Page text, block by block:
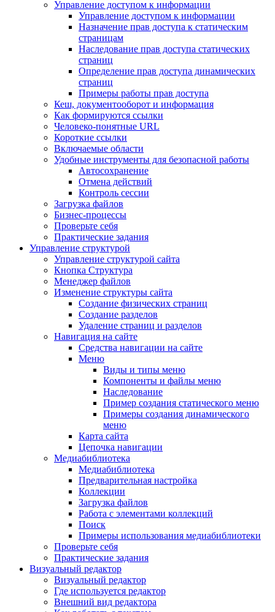
Управление доступом к информации
Управление доступом к информации
Назначение прав доступа к статическим
страницам
Наследование прав доступа статических
страниц
Определение прав доступа динамических
страниц
Примеры работы прав доступа
Кеш, документооборот и информация
Как формируются ссылки
Человеко-понятные URL
Короткие ссылки
Включаемые области
Удобные инструменты для безопасной работы
Автосохранение
Отмена действий
Контроль сессии
Загрузка файлов
Бизнес-процессы
Проверьте себя
Практические задания
Управление структурой
Управление структурой сайта
Кнопка Структура
Менеджер файлов
Изменение структуры сайта
Создание физических страниц
Создание разделов
Удаление страниц и разделов
Навигация на сайте
Средства навигации на сайте
Меню
Виды и типы меню
Компоненты и файлы меню
Наследование
Пример создания статического меню
Примеры создания динамического
меню
Карта сайта
Цепочка навигации
Медиабиблиотека
Медиабиблиотека
Предварительная настройка
Коллекции
Загрузка файлов
Работа с элементами коллекций
Поиск
Примеры использования медиабиблиотеки
Проверьте себя
Практические задания
Визуальный редактор
Визуальный редактор
Где используется редактор
Внешний вид редактора